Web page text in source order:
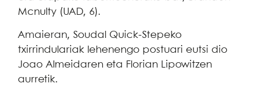
Mcnulty (UAD, 6).
Amaieran, Soudal Quick-Stepeko
txirrindulariak lehenengo postuari eutsi dio
Joao Almeidaren eta Florian Lipowitzen
aurretik.